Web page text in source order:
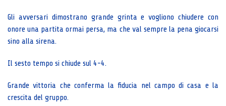
Gli avversari dimostrano grande grinta e vogliono chiudere con
onore una partita ormai persa, ma che val sempre la pena giocarsi
sino alla sirena.
Il sesto tempo si chiude sul 4-4.
Grande vittoria che conferma la fiducia nel campo di casa e la
crescita del gruppo.